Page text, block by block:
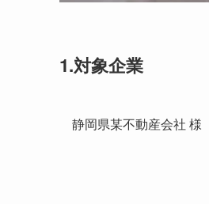
1.対象企業
静岡県某不動産会社 様